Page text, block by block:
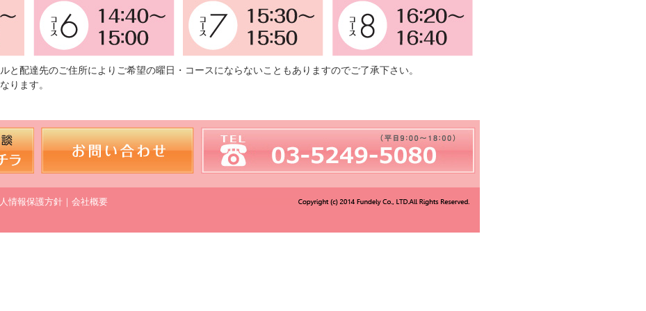
と配達先のご住所によりご希望の曜日・コースにならないこともありますのでご了承下さい。
ります。
情報保護方針｜ 会社概要